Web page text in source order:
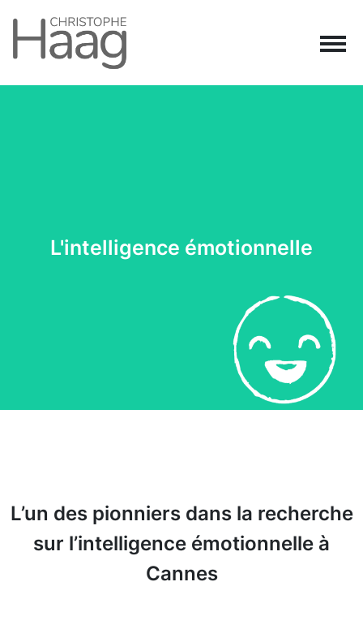
Navigation principale
L'intelligence émotionnelle
L’un des pionniers dans la recherche
sur l’intelligence émotionnelle à
Cannes